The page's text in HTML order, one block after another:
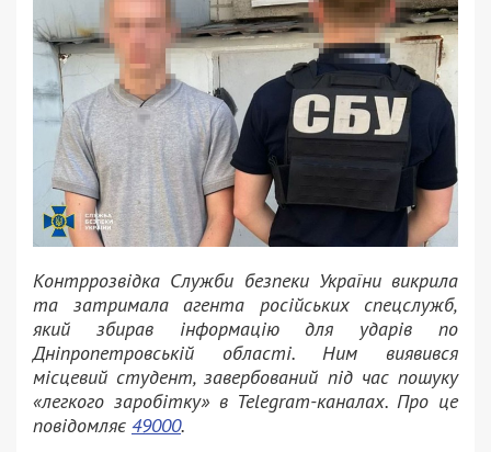
Контррозвідка Служби безпеки України викрила
та затримала агента російських спецслужб,
який збирав інформацію для ударів по
Дніпропетровській області. Ним виявився
місцевий студент, завербований під час пошуку
«легкого заробітку» в Telegram-каналах. Про це
повідомляє 49000.